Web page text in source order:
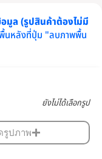
มูล (รูปสินค้าต้องไม่มี
นหลังที่ปุ่ม "ลบภาพพื้น
ยังไม่ได้เลือกรูป
รูปภาพ